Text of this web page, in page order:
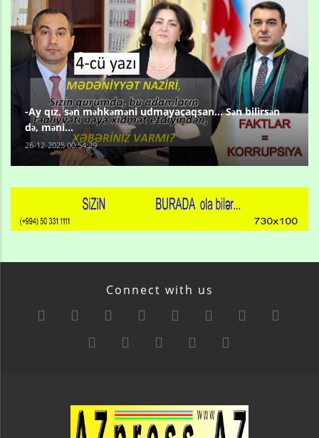
-Ay qız, sən məhkəməni udmayacaqsan... Sən bilirsən
də, məni...
26-12-2025 00:54:29
Connect with us